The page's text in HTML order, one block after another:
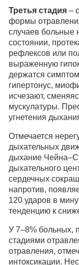
Третья стадия –
формы
случаев больные
состоянии,
рефлексов или
выраженную
держатся
гипертонус,
исчезают,
мускулатуры.
угнетения
Отмечается
дыхательных
дыхание
дыхательного
сердечных
напротив,
120 ударов в
тенденцию к
У 7–8% больных,
стадиями
отравления,
интоксикации.